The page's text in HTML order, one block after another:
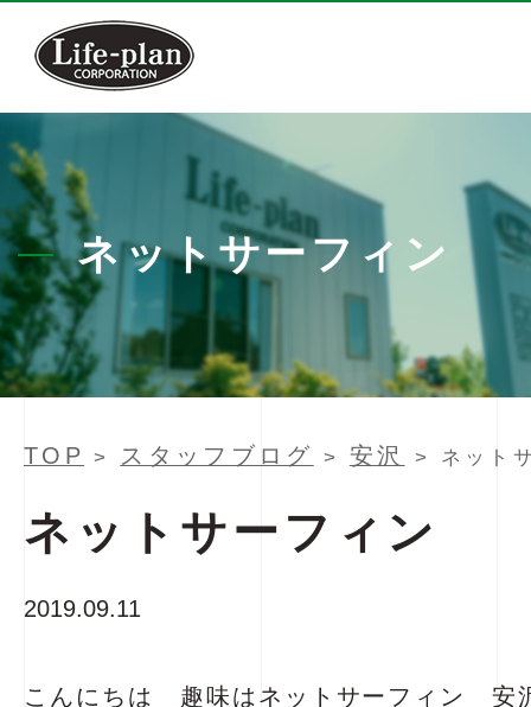
ネットサーフィン
TOP > スタッフブログ > 安沢 > ネット
ネットサーフィン
2019.09.11
こんにちは 趣味はネットサーフィン 安